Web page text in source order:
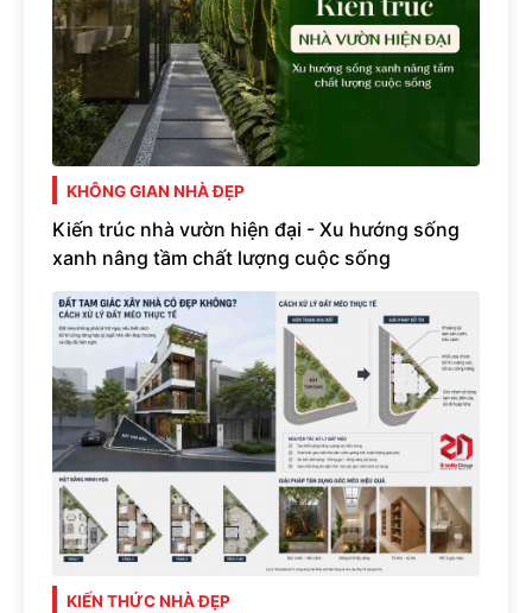
KHÔNG GIAN NHÀ ĐẸP
Kiến trúc nhà vườn hiện đại - Xu hướng sống
xanh nâng tầm chất lượng cuộc sống
KIẾN THỨC NHÀ ĐẸP